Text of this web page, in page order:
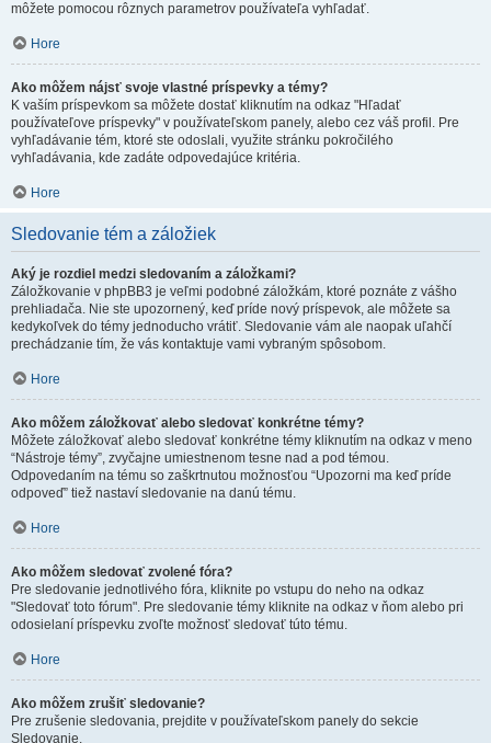
môžete pomocou rôznych parametrov používateľa vyhľadať.
Hore
Ako môžem nájsť svoje vlastné príspevky a témy?
K vaším príspevkom sa môžete dostať kliknutím na odkaz "Hľadať
používateľove príspevky" v používateľskom panely, alebo cez váš profil. Pre
vyhľadávanie tém, ktoré ste odoslali, využite stránku pokročilého
vyhľadávania, kde zadáte odpovedajúce kritéria.
Hore
Sledovanie tém a záložiek
Aký je rozdiel medzi sledovaním a záložkami?
Záložkovanie v phpBB3 je veľmi podobné záložkám, ktoré poznáte z vášho
prehliadača. Nie ste upozornený, keď príde nový príspevok, ale môžete sa
kedykoľvek do témy jednoducho vrátiť. Sledovanie vám ale naopak uľahčí
prechádzanie tím, že vás kontaktuje vami vybraným spôsobom.
Hore
Ako môžem záložkovať alebo sledovať konkrétne témy?
Môžete záložkovať alebo sledovať konkrétne témy kliknutím na odkaz v meno
“Nástroje témy”, zvyčajne umiestnenom tesne nad a pod témou.
Odpovedaním na tému so zaškrtnutou možnosťou “Upozorni ma keď príde
odpoveď” tiež nastaví sledovanie na danú tému.
Hore
Ako môžem sledovať zvolené fóra?
Pre sledovanie jednotlivého fóra, kliknite po vstupu do neho na odkaz
"Sledovať toto fórum". Pre sledovanie témy kliknite na odkaz v ňom alebo pri
odosielaní príspevku zvoľte možnosť sledovať túto tému.
Hore
Ako môžem zrušiť sledovanie?
Pre zrušenie sledovania, prejdite v používateľskom panely do sekcie
Sledovanie.